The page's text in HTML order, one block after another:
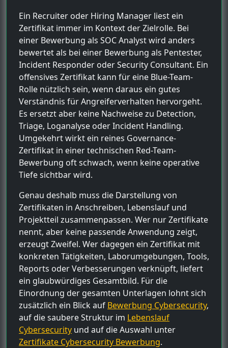
Ein Recruiter oder Hiring Manager liest ein
Zertifikat immer im Kontext der Zielrolle. Bei
einer Bewerbung als SOC Analyst wird anders
bewertet als bei einer Bewerbung als Pentester,
Incident Responder oder Security Consultant. Ein
offensives Zertifikat kann für eine Blue-Team-
Rolle nützlich sein, wenn daraus ein gutes
Verständnis für Angreiferverhalten hervorgeht.
Es ersetzt aber keine Nachweise zu Detection,
Triage, Loganalyse oder Incident Handling.
Umgekehrt wirkt ein reines Governance-
Zertifikat in einer technischen Red-Team-
Bewerbung oft schwach, wenn keine operative
Tiefe sichtbar wird.
Genau deshalb muss die Darstellung von
Zertifikaten in Anschreiben, Lebenslauf und
Projektteil zusammenpassen. Wer nur Zertifikate
nennt, aber keine passende Anwendung zeigt,
erzeugt Zweifel. Wer dagegen ein Zertifikat mit
konkreten Tätigkeiten, Laborumgebungen, Tools,
Reports oder Verbesserungen verknüpft, liefert
ein glaubwürdiges Gesamtbild. Für die
Einordnung der gesamten Unterlagen lohnt sich
zusätzlich ein Blick auf Bewerbung Cybersecurity,
auf die saubere Struktur im Lebenslauf
Cybersecurity und auf die Auswahl unter
Zertifikate Cybersecurity Bewerbung.